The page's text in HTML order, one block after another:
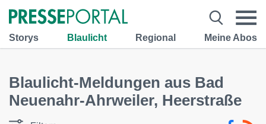
Storys Blaulicht Regional Meine Abos
Blaulicht-Meldungen aus Bad
Neuenahr-Ahrweiler, Heerstraße